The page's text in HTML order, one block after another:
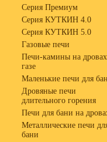
Серия Премиум
Серия КУТКИН 4.0
Серия КУТКИН 5.0
Газовые печи
Печи-камины на
газе
Маленькие печи для
Дровяные печи
длительного горения
Печи для бани на
Металлические печи
бани